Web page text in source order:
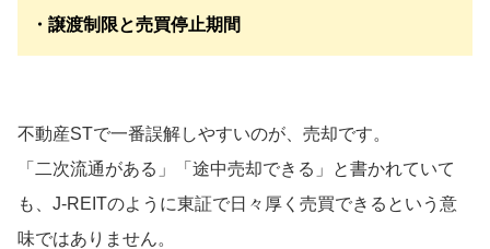
・譲渡制限と売買停止期間
不動産STで一番誤解しやすいのが、売却です。
「二次流通がある」「途中売却できる」と書かれていて
も、J-REITのように東証で日々厚く売買できるという意
味ではありません。